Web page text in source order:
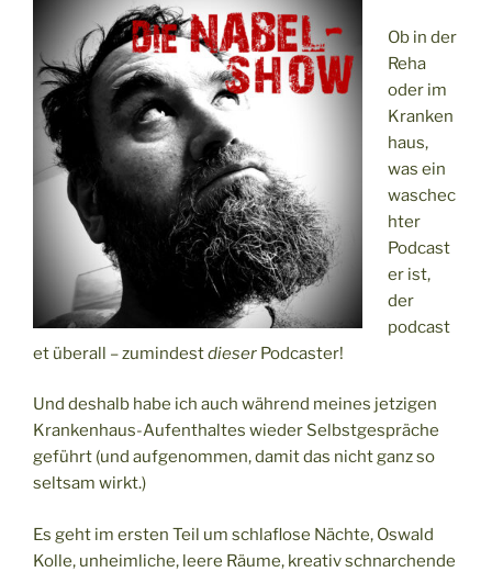
Ob in der
Reha
oder im
Kranken
haus,
was ein
waschec
hter
Podcast
er ist,
der
podcast
et überall – zumindestdieser Podcaster!
Und deshalb habe ich auch während meines jetzigen
Krankenhaus-Aufenthaltes wieder Selbstgespräche
geführt (und aufgenommen, damit das nicht ganz so
seltsam wirkt.)
Es geht im ersten Teil um schlaflose Nächte, Oswald
Kolle, unheimliche, leere Räume, kreativ schnarchende